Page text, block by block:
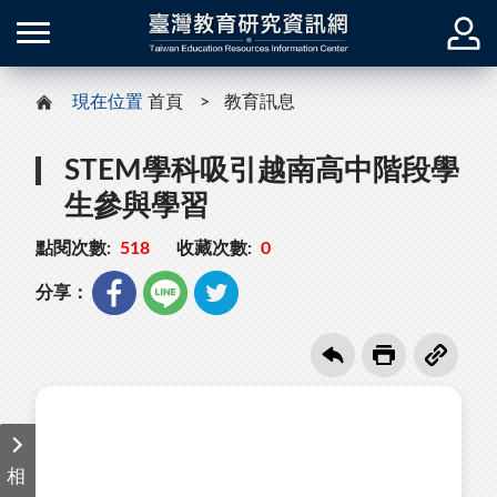
現在位置 首頁 教育訊息
STEM學科吸引越南高中階段學
生參與學習
點閱次數: 518 收藏次數: 0
分享：
相